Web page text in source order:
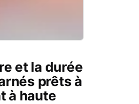
et la durée
prêts à
à haute